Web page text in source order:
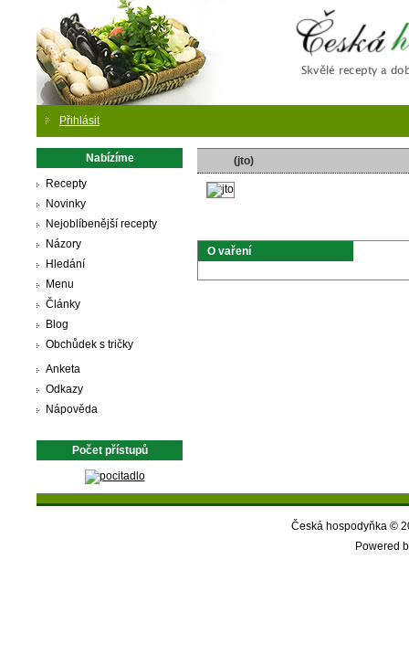
Přihlásit
Nabízíme
Recepty
Novinky
Nejoblíbenější recepty
Názory
Hledání
Menu
Články
Blog
Obchůdek s tričky
Anketa
Odkazy
Nápověda
Počet přístupů
(jto)
O vaření
Česká hospodyňka ©
Powered